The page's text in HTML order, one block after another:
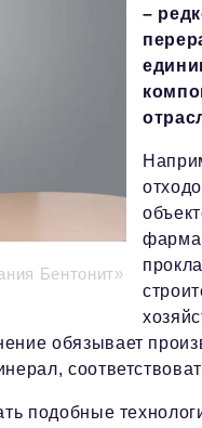
Бентонит»
–
обязывает
подобные